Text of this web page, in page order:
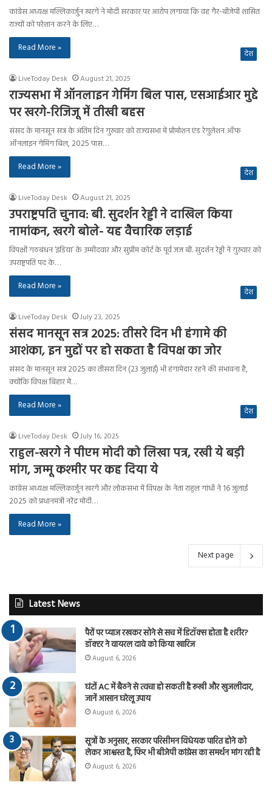
कांग्रेस अध्यक्ष मल्लिकार्जुन खरगे ने मोदी सरकार पर आरोप लगाया कि वह गैर-बीजेपी शासित
राज्यों को परेशान करने के लिए…
Read More »
देश
LiveToday Desk August 21, 2025
राज्यसभा में ऑनलाइन गेमिंग बिल पास, एसआईआर मुद्दे
पर खरगे-रिजिजू में तीखी बहस
संसद के मानसून सत्र के अंतिम दिन गुरुवार को राज्यसभा में प्रोमोशन एंड रेगुलेशन ऑफ
ऑनलाइन गेमिंग बिल, 2025 पास…
Read More »
देश
LiveToday Desk August 21, 2025
उपराष्ट्रपति चुनाव: बी. सुदर्शन रेड्डी ने दाखिल किया
नामांकन, खरगे बोले- यह वैचारिक लड़ाई
विपक्षी गठबंधन ‘इंडिया’ के उम्मीदवार और सुप्रीम कोर्ट के पूर्व जज बी. सुदर्शन रेड्डी ने गुरुवार को
उपराष्ट्रपति पद के…
Read More »
देश
LiveToday Desk July 23, 2025
संसद मानसून सत्र 2025: तीसरे दिन भी हंगामे की
आशंका, इन मुद्दों पर हो सकता है विपक्ष का जोर
संसद के मानसून सत्र 2025 का तीसरा दिन (23 जुलाई) भी हंगामेदार रहने की संभावना है,
क्योंकि विपक्ष बिहार में…
Read More »
देश
LiveToday Desk July 16, 2025
राहुल-खरगे ने पीएम मोदी को लिखा पत्र, रखी ये बड़ी
मांग, जम्मू कश्मीर पर कह दिया ये
कांग्रेस अध्यक्ष मल्लिकार्जुन खरगे और लोकसभा में विपक्ष के नेता राहुल गांधी ने 16 जुलाई
2025 को प्रधानमंत्री नरेंद्र मोदी…
Read More »
Next page
Latest News
पैरों पर प्याज रखकर सोने से सच में डिटॉक्स होता है शरीर?
डॉक्टर ने वायरल दावे को किया खारिज
August 6, 2026
घंटों AC में बैठने से त्वचा हो सकती है रूखी और खुजलीदार,
जानें आसान घरेलू उपाय
August 6, 2026
सूत्रों के अनुसार, सरकार परिसीमन विधेयक पारित होने को
लेकर आश्वस्त है, फिर भी बीजेपी कांग्रेस का समर्थन मांग रही है
August 6, 2026